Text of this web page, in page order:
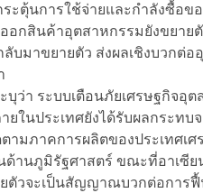
ะตุ้นการใช้จ่ายและกำลังซื้อ
อกสินค้าอุตสาหกรรมยังขยาย
บมาขยายตัว ส่งผลเชิงบวกต่
บุว่า ระบบเตือนภัยเศรษฐกิจอุ
ยในประเทศยังได้รับผลกระท
ามภาคการผลิตของประเทศเ
ด้านภูมิรัฐศาสตร์ ขณะที่อาเซี
ตัวจะเป็นสัญญาณบวกต่อการ